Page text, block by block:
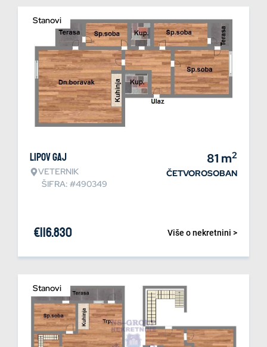
Stanovi
Lipov gaj
VETERNIK
ŠIFRA: #490349
81 m2
ČETVOROSOBAN
Više o nekretnini >
€116.830
Stanovi